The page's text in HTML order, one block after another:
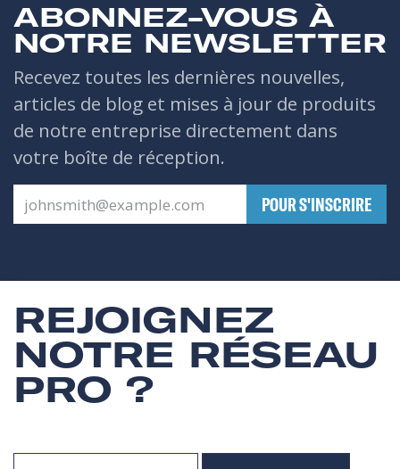
ABONNEZ-VOUS À
NOTRE NEWSLETTER
Recevez toutes les dernières nouvelles,
articles de blog et mises à jour de produits
de notre entreprise directement dans
votre boîte de réception.
​POUR S'INSCRIRE
REJOIGNEZ
NOTRE RÉSEAU
PRO ?